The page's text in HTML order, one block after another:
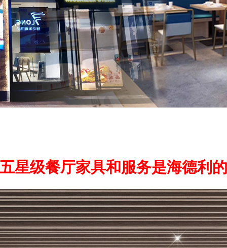
星级餐厅家具和服务是海德利